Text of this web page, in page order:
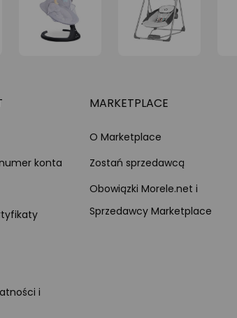
konta
i
MARKETPLACE
O Marketplace
Zostań sprzedawcą
Obowiązki Morele.net i
Sprzedawcy Marketplace